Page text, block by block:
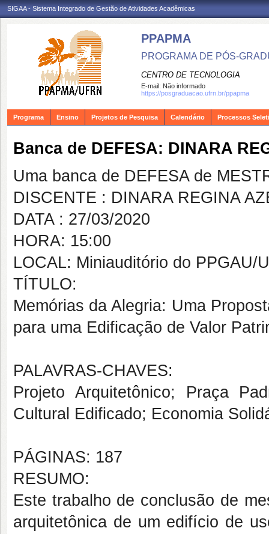
SIGAA - Sistema Integrado de Gestão de Atividades Acadêmicas
PPAPMA
PROGRAMA DE PÓS-
CENTRO DE TECNOLOGIA
E-mail: Não informado
https://posgraduacao.ufrn.br/ppapma
Programa Ensino Projetos de Pesquisa Calendário Processos
Banca de DEFESA: DINARA
Uma banca de DEFESA de
DISCENTE : DINARA REGINA
DATA : 27/03/2020
HORA: 15:00
LOCAL: Miniauditório do PPGAU/
TÍTULO:
Memórias da Alegria: Uma
para uma Edificação de Valor
PALAVRAS-CHAVES:
Projeto Arquitetônico; Praça
Cultural Edificado; Economia
PÁGINAS: 187
RESUMO:
Este trabalho de conclusão de
arquitetônica de um edifício de